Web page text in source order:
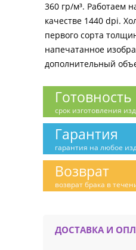
360 гр/м³. Работаем
качестве 1440 dpi.
первого сорта
напечатанное
дополнительный
Готовность
срок изготовления
Гарантия
гарантия на любое
Возврат
возврат брака в
ДОСТАВКА И